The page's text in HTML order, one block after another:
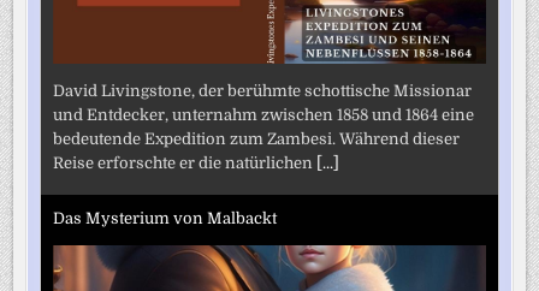
David Livingstone, der berühmte schottische Missionar
und Entdecker, unternahm zwischen 1858 und 1864 eine
bedeutende Expedition zum Zambesi. Während dieser
Reise erforschte er die natürlichen
[...]
Das Mysterium von Malbackt